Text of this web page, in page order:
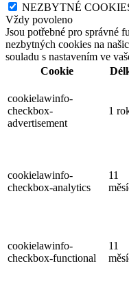
NEZBYTNÉ
Vždy povoleno
Jsou potřebné pro správné
nezbytných cookies na
souladu s nastavením ve
Cookie
cookielawinfo-
checkbox-
advertisement
1
cookielawinfo-
checkbox-analytics
11
cookielawinfo-
checkbox-functional
11